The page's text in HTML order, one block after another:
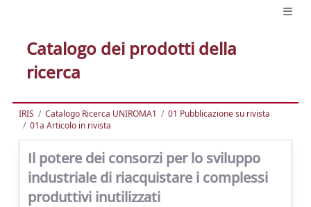
Catalogo dei prodotti della
ricerca
IRIS Catalogo Ricerca UNIROMA1
01 Pubblicazione su rivista
01a Articolo in rivista
Il potere dei consorzi per lo sviluppo
industriale di riacquistare i complessi
produttivi inutilizzati